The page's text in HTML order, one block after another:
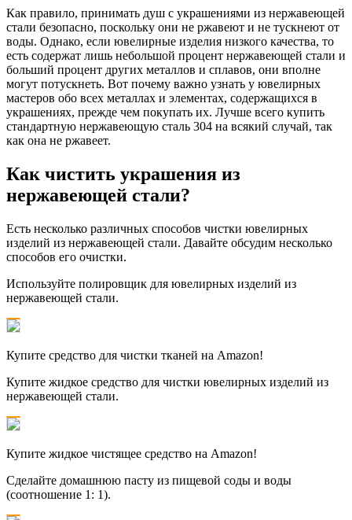
Как правило, принимать душ с украшениями из нержавеющей
стали безопасно, поскольку они не ржавеют и не тускнеют от
воды. Однако, если ювелирные изделия низкого качества, то
есть содержат лишь небольшой процент нержавеющей стали и
больший процент других металлов и сплавов, они вполне
могут потускнеть. Вот почему важно узнать у ювелирных
мастеров обо всех металлах и элементах, содержащихся в
украшениях, прежде чем покупать их. Лучше всего купить
стандартную нержавеющую сталь 304 на всякий случай, так
как она не ржавеет.
Как чистить украшения из
нержавеющей стали?
Есть несколько различных способов чистки ювелирных
изделий из нержавеющей стали. Давайте обсудим несколько
способов его очистки.
Используйте полировщик для ювелирных изделий из
нержавеющей стали.
Купите средство для чистки тканей на Amazon!
Купите жидкое средство для чистки ювелирных изделий из
нержавеющей стали.
Купите жидкое чистящее средство на Amazon!
Сделайте домашнюю пасту из пищевой соды и воды
(соотношение 1: 1).